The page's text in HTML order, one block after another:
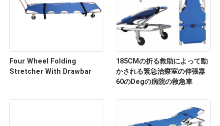
Four Wheel Folding
Stretcher With Drawbar
185CMの折る救助によって動
かされる緊急治療室の伸張器
60のDegの病院の救急車